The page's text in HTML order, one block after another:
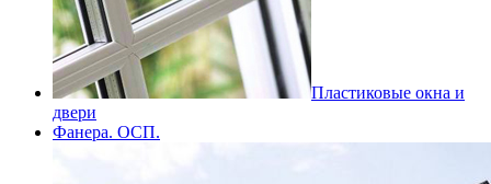
Пластиковые окна и
двери
Фанера. ОСП.